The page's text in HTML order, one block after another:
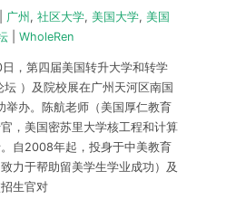
广州, 社区大学, 美国大学, 美国
WholeRen
，第四届美国转升大学和转学
坛 ）及院校展在广州天河区南国
举办。陈航老师（美国厚仁教育
，美国密苏里大学核工程和计算
自2008年起，投身于中美教育
力于帮助留美学生学业成功）及
生官对